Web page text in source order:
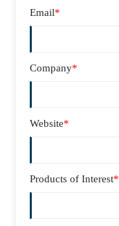
Email*
Company*
Website*
Products of Interest*